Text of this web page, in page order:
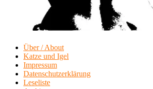
Über / About
Katze und Igel
Impressum
Datenschutzerklärung
Leseliste